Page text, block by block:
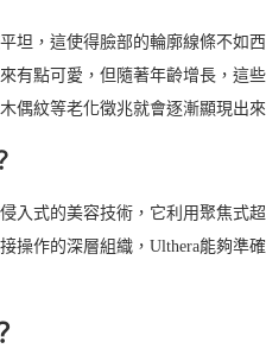
坦，這使得臉部的輪廓線條不如
有點可愛，但隨著年齡增長，這
偶紋等老化徵兆就會逐漸顯現出來
入式的美容技術，它利用聚焦式
操作的深層組織，Ulthera能夠準